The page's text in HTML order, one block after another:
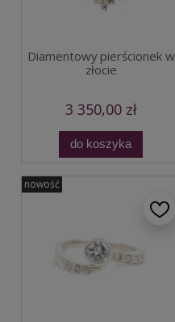
Diamentowy pierścionek w
złocie
3 350,00 zł
do koszyka
nowość